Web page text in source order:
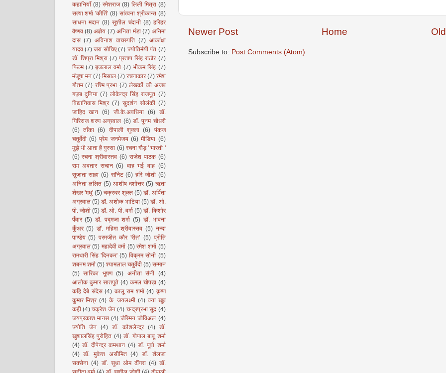
Newer Post Home
Subscribe to: Post Comments (Atom)
कहानियाँ (8) रमेशराज (8) लिली मित्रा (8)
सत्या शर्मा 'कीर्ति' (8) सांत्वना श्रीकान्त (8)
साधना मदान (8) सुशील चंदानी (8) हरिहर
वैष्णव (8) अज्ञेय (7) अनिता मंडा (7) अनिमा
दास (7) अविनाश वाचस्पति (7) आकांक्षा
यादव (7) जरा सोचिए (7) ज्योतिर्मयी पंत (7)
डॉ. शिप्रा मिश्रा (7) प्रताप सिंह राठौर (7)
फिल्म (7) बृजलाल वर्मा (7) भीकम सिंह (7)
मंजूषा मन (7) मिसाल (7) रचनाकार (7) रमेश
गौतम (7) रश्मि प्रभा (7) लेखकों की अजब
गज़ब दुनिया (7) लोकेन्द्र सिंह राजपूत (7)
विद्यानिवास मिश्र (7) सुदर्शन सोलंकी (7)
जाहिद खान (6) जी.के.अवधिया (6) डॉ.
गिरिराज शरण अग्रवाल (6) डॉ. पूनम चौधरी
(6) ताँका (6) दीपाली शुक्ला (6) पंकज
चतुर्वेदी (6) प्रेम जनमेजय (6) मीडिया (6)
मुझे भी आता है गुस्सा (6) रचना गौड़ ' भारती '
(6) रचना श्रीवास्तव (6) राजेश पाठक (6)
राम अवतार सचान (6) वाह भई वाह (6)
सुजाता साहा (6) सॉनेट (6) हरि जोशी (6)
अनिता ललित (5) आशीष दशोत्तर (5) ऋता
शेखर 'मधु' (5) चक्रधर शुक्ल (5) डॉ. अर्पिता
अग्रवाल (5) डॉ. अशोक भाटिया (5) डॉ. ओ.
पी. जोशी (5) डॉ. ओ. पी. वर्मा (5) डॉ. किशोर
पँवार (5) डॉ. पद्मजा शर्मा (5) डॉ. भावना
कुँअर (5) डॉ. महिमा श्रीवास्तव (5) नन्दा
पाण्डेय (5) परमजीत कौर 'रीत’ (5) प्रीति
अग्रवाल (5) महादेवी वर्मा (5) रमेश शर्मा (5)
रामधारी सिंह 'दिनकर' (5) विक्रम सोनी (5)
शबनम शर्मा (5) श्यामलाल चतुर्वेदी (5) सम्मान
(5) सारिका भूषण (5) अनीता सैनी (4)
आलोक कुमार सातपुते (4) कमल चोपड़ा (4)
कहि देबे संदेस (4) कालू राम शर्मा (4) कृष्ण
कुमार मिश्र (4) के. जयलक्ष्मी (4) क्या खूब
कही (4) चक्रेश जैन (4) चन्द्रप्रभा सूद (4)
जयप्रकाश मानस (4) जैस्मिन जोविअल (4)
ज्योति जैन
(4) डॉ. कौशलेन्द्र (4)
डॉ.
खुशालसिंह पुरोहित (4) डॉ. गोपाल बाबू शर्मा
(4) डॉ. दीपेन्द्र कमथान (4) डॉ. पूर्वा शर्मा
(4) डॉ. मुकेश असीमित (4) डॉ. शैलजा
सक्सेना (4) डॉ. सुधा ओम ढींगरा (4) डॉ.